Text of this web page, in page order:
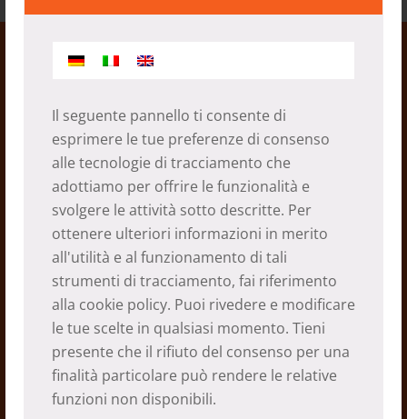
Il seguente pannello ti consente di
esprimere le tue preferenze di consenso
alle tecnologie di tracciamento che
adottiamo per offrire le funzionalità e
svolgere le attività sotto descritte. Per
ottenere ulteriori informazioni in merito
all'utilità e al funzionamento di tali
strumenti di tracciamento, fai riferimento
alla cookie policy. Puoi rivedere e modificare
le tue scelte in qualsiasi momento. Tieni
presente che il rifiuto del consenso per una
finalità particolare può rendere le relative
funzioni non disponibili.
Piccola casa per un’infermiera a
Thamo
24.05.2023